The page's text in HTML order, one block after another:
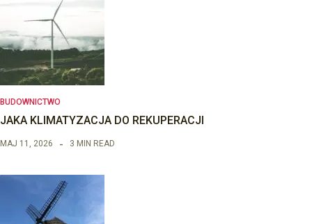
BUDOWNICTWO
JAKA KLIMATYZACJA DO REKUPERACJI
MAJ 11, 2026 3 MIN READ